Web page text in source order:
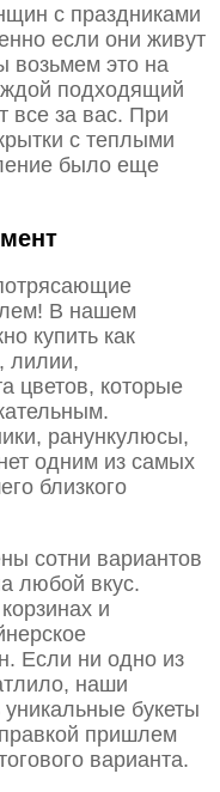
с праздниками
если они живут
возьмем это на
подходящий
все за вас. При
с теплыми
было еще
В нашем
купить как
лилии,
цветов, которые
ранункулюсы,
одним из самых
близкого
сотни вариантов
любой вкус.
и
Если ни одно из
наши
букеты
пришлем
варианта.